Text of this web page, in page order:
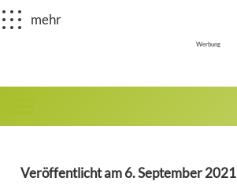
mehr
Werbung
Veröffentlicht am6. September 2021